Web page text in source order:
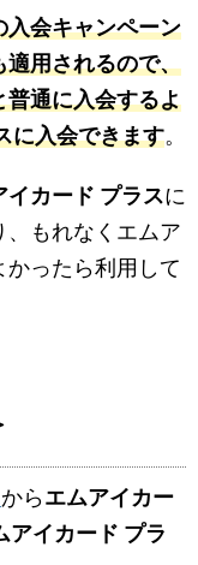
入会キャンペーン
適用されるので、
普通に入会するよ
に入会できます。
イカード プラスに
、もれなくエムア
ったら利用して
からエムアイカー
アイカード プラ